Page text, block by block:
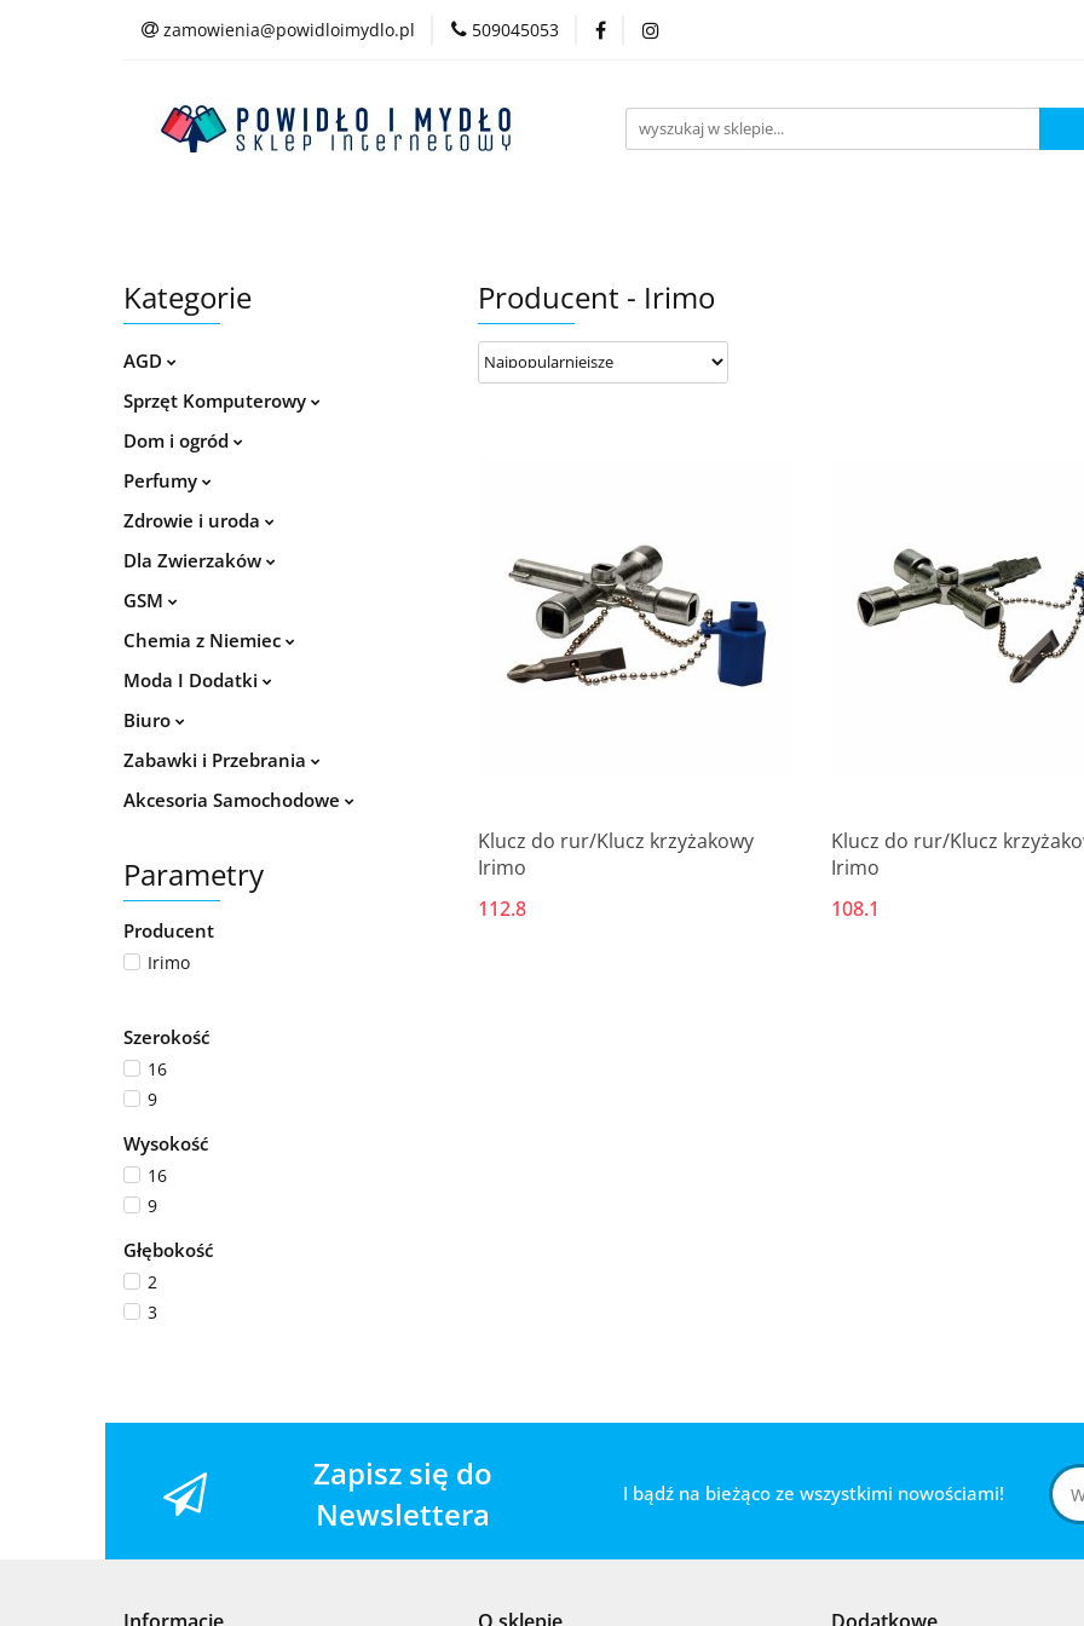
zamowienia@powidloimydlo.pl 509045053
Kategorie
AGD
Sprzęt Komputerowy
Dom i ogród
Perfumy
Zdrowie i uroda
Dla Zwierzaków
GSM
Chemia z Niemiec
Moda I Dodatki
Biuro
Zabawki i Przebrania
Akcesoria Samochodowe
Parametry
Producent
Irimo
Szerokość
16
9
Wysokość
16
9
Głębokość
2
3
Producent - Irimo
Produkt niedostępny
Klucz do rur/Klucz krzyżakowy
Irimo
112.8
Produkt niedostępny
Klucz do rur/Klucz
Irimo
108.1
Zapisz się do
Newslettera
I bądź na bieżąco ze wszystkimi nowościami!